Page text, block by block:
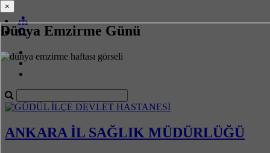
Dünya Emzirme Günü
ANKARA İL SAĞLIK MÜDÜRLÜĞÜ
×